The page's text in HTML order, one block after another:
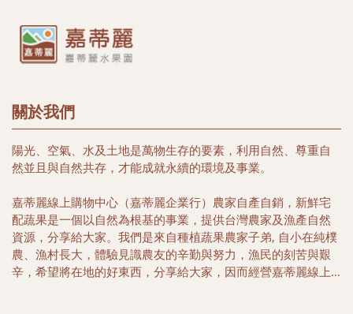
關於我們
陽光、空氣、水及土地是萬物生存的要素，利用自然、尊重自
然並且與自然共存，才能成就永續的環境及事業。
嘉蒂麗線上購物中心（嘉蒂麗企業行）農家自產自銷，新鮮宅
配蔬果是一個以自然為根基的事業，提供台灣農家及漁產自然
資源，分享給大家。我們是來自種植蔬果農家子弟, 自小在純樸
農、漁村長大，體驗見識農友的辛勤與努力，漁民的刻苦與艱
辛，希望將在地的好東西，分享給大家，因而經營嘉蒂麗線上